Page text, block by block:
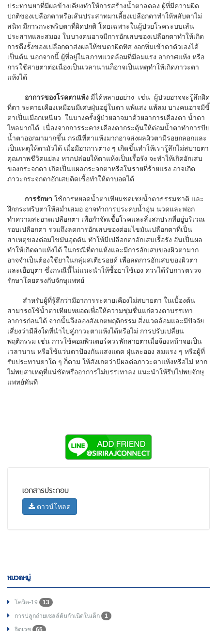
ประทานยาที่มีผลข้างเคียงทำให้การสร้างน้ำตาลดลง ผู้ที่มีความผิด
ปกติของเปลือกตาหรือเส้นประสาทมาเลี้ยงเปลือกตาทำให้หลับตาไม่
สนิท มีการกระพริบตาที่ผิดปกติ โดยเฉพาะในผู้ป่วยโรคระบบเส้น
ประสาทและสมอง ในบางคนอาจมีการอักเสบของเปลือกตาทำให้เกิด
การดึงรั้งของเปลือกตาส่งผลให้ขนตาผิดทิศ งอกทิ่มเข้าตาตัวเองได้
เป็นต้น นอกจากนี้ ผู้ที่อยู่ในสภาพแวดล้อมที่มีลมแรง อากาศแห้ง หรือ
การใช้สายตาต่อเนื่องเป็นเวลานานก็อาจเป็นเหตุทำให้เกิดภาวะตา
แห้งได้
อาการของโรคตาแห้ง มีได้หลายอย่าง เช่น ผู้ป่วยอาจจะรู้สึกฝืด
ที่ตา ระคายเคืองเหมือนมีเศษฝุ่นอยู่ในตา แพ้แสง แพ้ลม บางคนอาจมีขี้
ตาเป็นเมือกเหนียว ในบางครั้งผู้ป่วยอาจมาด้วยอาการเคืองตา น้ำตา
ไหลมากได้ เนื่องจากการระคายเคืองตากระตุ้นให้ต่อมน้ำตาทำการบีบ
น้ำตาออกมามากขึ้น กรณีที่ตาแห้งมากอาจส่งผลผิวตามีรอยถลอกและ
เป็นเหตุให้ตามัวได้ เมื่อมีอาการต่าง ๆ เกิดขึ้นทำให้เรารู้สึกไม่สบายตา
คุณภาพชีวิตแย่ลง หากปล่อยให้ตาแห้งเป็นเรื้อรัง จะทำให้เกิดอักเสบ
ของกระจกตา เกิดเป็นแผลกระจกตาหรือในรายที่ร้ายแรง อาจเกิด
ภาวะกระจกตาอักเสบติดเชื้อทำให้ตาบอดได้
การรักษา ใช้การหยอดน้ำตาเทียมชดเชยน้ำตาธรรมชาติ และ
ฝึกกระพริบตาให้สม่ำเสมอ อาจทำการประคบน้ำอุ่น นวดและฟอก
ทำความสะอาดเปลือกตา เพื่อกำจัดเชื้อโรคและสิ่งสกปรกที่อยู่บริเวณ
รอบเปลือกตา รวมถึงลดการอักเสบของต่อมไขมันเปลือกตาที่เป็น
สาเหตุของต่อมไขมันอุดตัน ทำให้มีเปลือกตาอักเสบเรื้อรัง อันเป็นผล
ทำให้เกิดตาแห้งได้ ในกรณีที่ตาแห้งและมีการอักเสบของผิวตามาก
อาจจำเป็นต้องใช้ยาในกลุ่มสเตียรอยด์ เพื่อลดการอักเสบของผิวตา
และเยื่อบุตา ซึ่งกรณีนี้ไม่แนะนำให้ซื้อยาใช้เอง ควรได้รับการตรวจ
รักษาโดยตรงกับจักษุแพทย์
สำหรับผู้ที่รู้สึกว่ามีอาการระคายเคืองไม่สบายตา ในเบื้องต้น
สามารถใช้น้ำตาเทียมหยอดเพื่อให้ความชุ่มชื่นแก่ดวงตาบรรเทา
อาการก่อนได้ จากนั้นจึงลองสังเกตพฤติกรรม สิ่งแวดล้อมและมีปัจจัย
เสี่ยงว่ามีสิ่งใดที่นำไปสู่ภาวะตาแห้งได้หรือไม่ การปรับเปลี่ยน
พฤติกรรม เช่น การใช้คอมพิวเตอร์ควรพักสายตาเมื่อจ้องหน้าจอเป็น
เวลานาน หรือใช้แว่นตาป้องกันแสงแดด ฝุ่นละออง ลมแรง ๆ หรือผู้ที่
รับประทานยาใด ๆ ก็ตาม ให้สังเกตว่ามีผลต่อภาวะตาแห้งหรือไม่ หาก
ไม่พบสาเหตุที่แน่ชัดหรืออาการไม่บรรเทาลง แนะนำให้รีบไปพบจักษุ
แพทย์ทันที
เอกสารประกอบ
ดาวน์โหลด
หมวดหมู่
โควิด-19
13
การปลูกถ่ายเซลล์ต้นกำเนิดในเด็ก
1
จิตเวช
65